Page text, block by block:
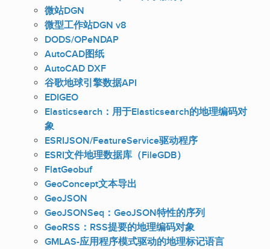
微站DGN
微型工作站DGN v8
DODS/OPeNDAP
AutoCAD图纸
AutoCAD DXF
谷歌地球引擎数据API
EDIGEO
Elasticsearch：用于Elasticsearch的地理编码对
象
ESRIJSON/FeatureService驱动程序
ESRI文件地理数据库（FileGDB）
FlatGeobuf
GeoConcept文本导出
GeoJSON
GeoJSONSeq：GeoJSON特性的序列
GeoRSS：RSS提要的地理编码对象
GMLAS-应用程序模式驱动的地理标记语言